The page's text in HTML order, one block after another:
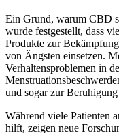
Ein Grund, warum CBD
wurde festgestellt, dass
Produkte zur
von Ängsten einsetzen.
Verhaltensproblemen in
und sogar zur
Während viele Patienten
hilft, zeigen neue